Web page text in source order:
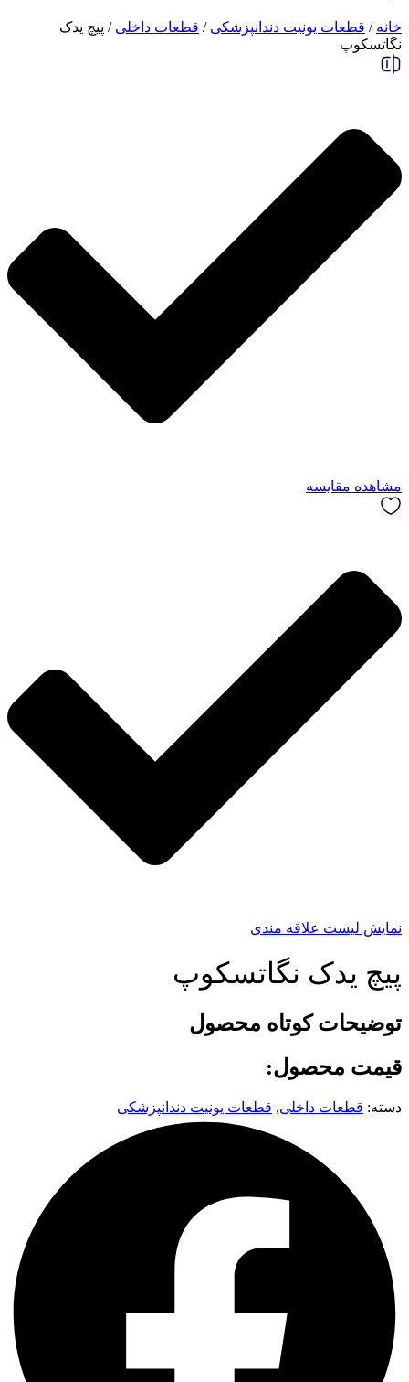
خانه / قطعات یونیت دندانپزشکی / قطعات داخلی / پیچ یدک
نگاتسکوپ
مشاهده مقایسه
نمایش لیست علاقه مندی
پیچ یدک نگاتسکوپ
توضیحات کوتاه محصول
قیمت محصول:
دسته: قطعات داخلی, قطعات یونیت دندانپزشکی